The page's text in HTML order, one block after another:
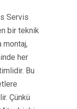
Servis
bir teknik
montaj,
her
Bu
Çünkü